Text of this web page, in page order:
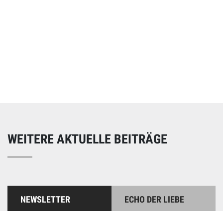
WEITERE AKTUELLE BEITRÄGE
NEWSLETTER ECHO DER LIEBE